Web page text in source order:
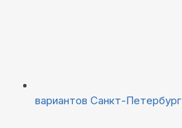
вариантов Санкт-Петербург